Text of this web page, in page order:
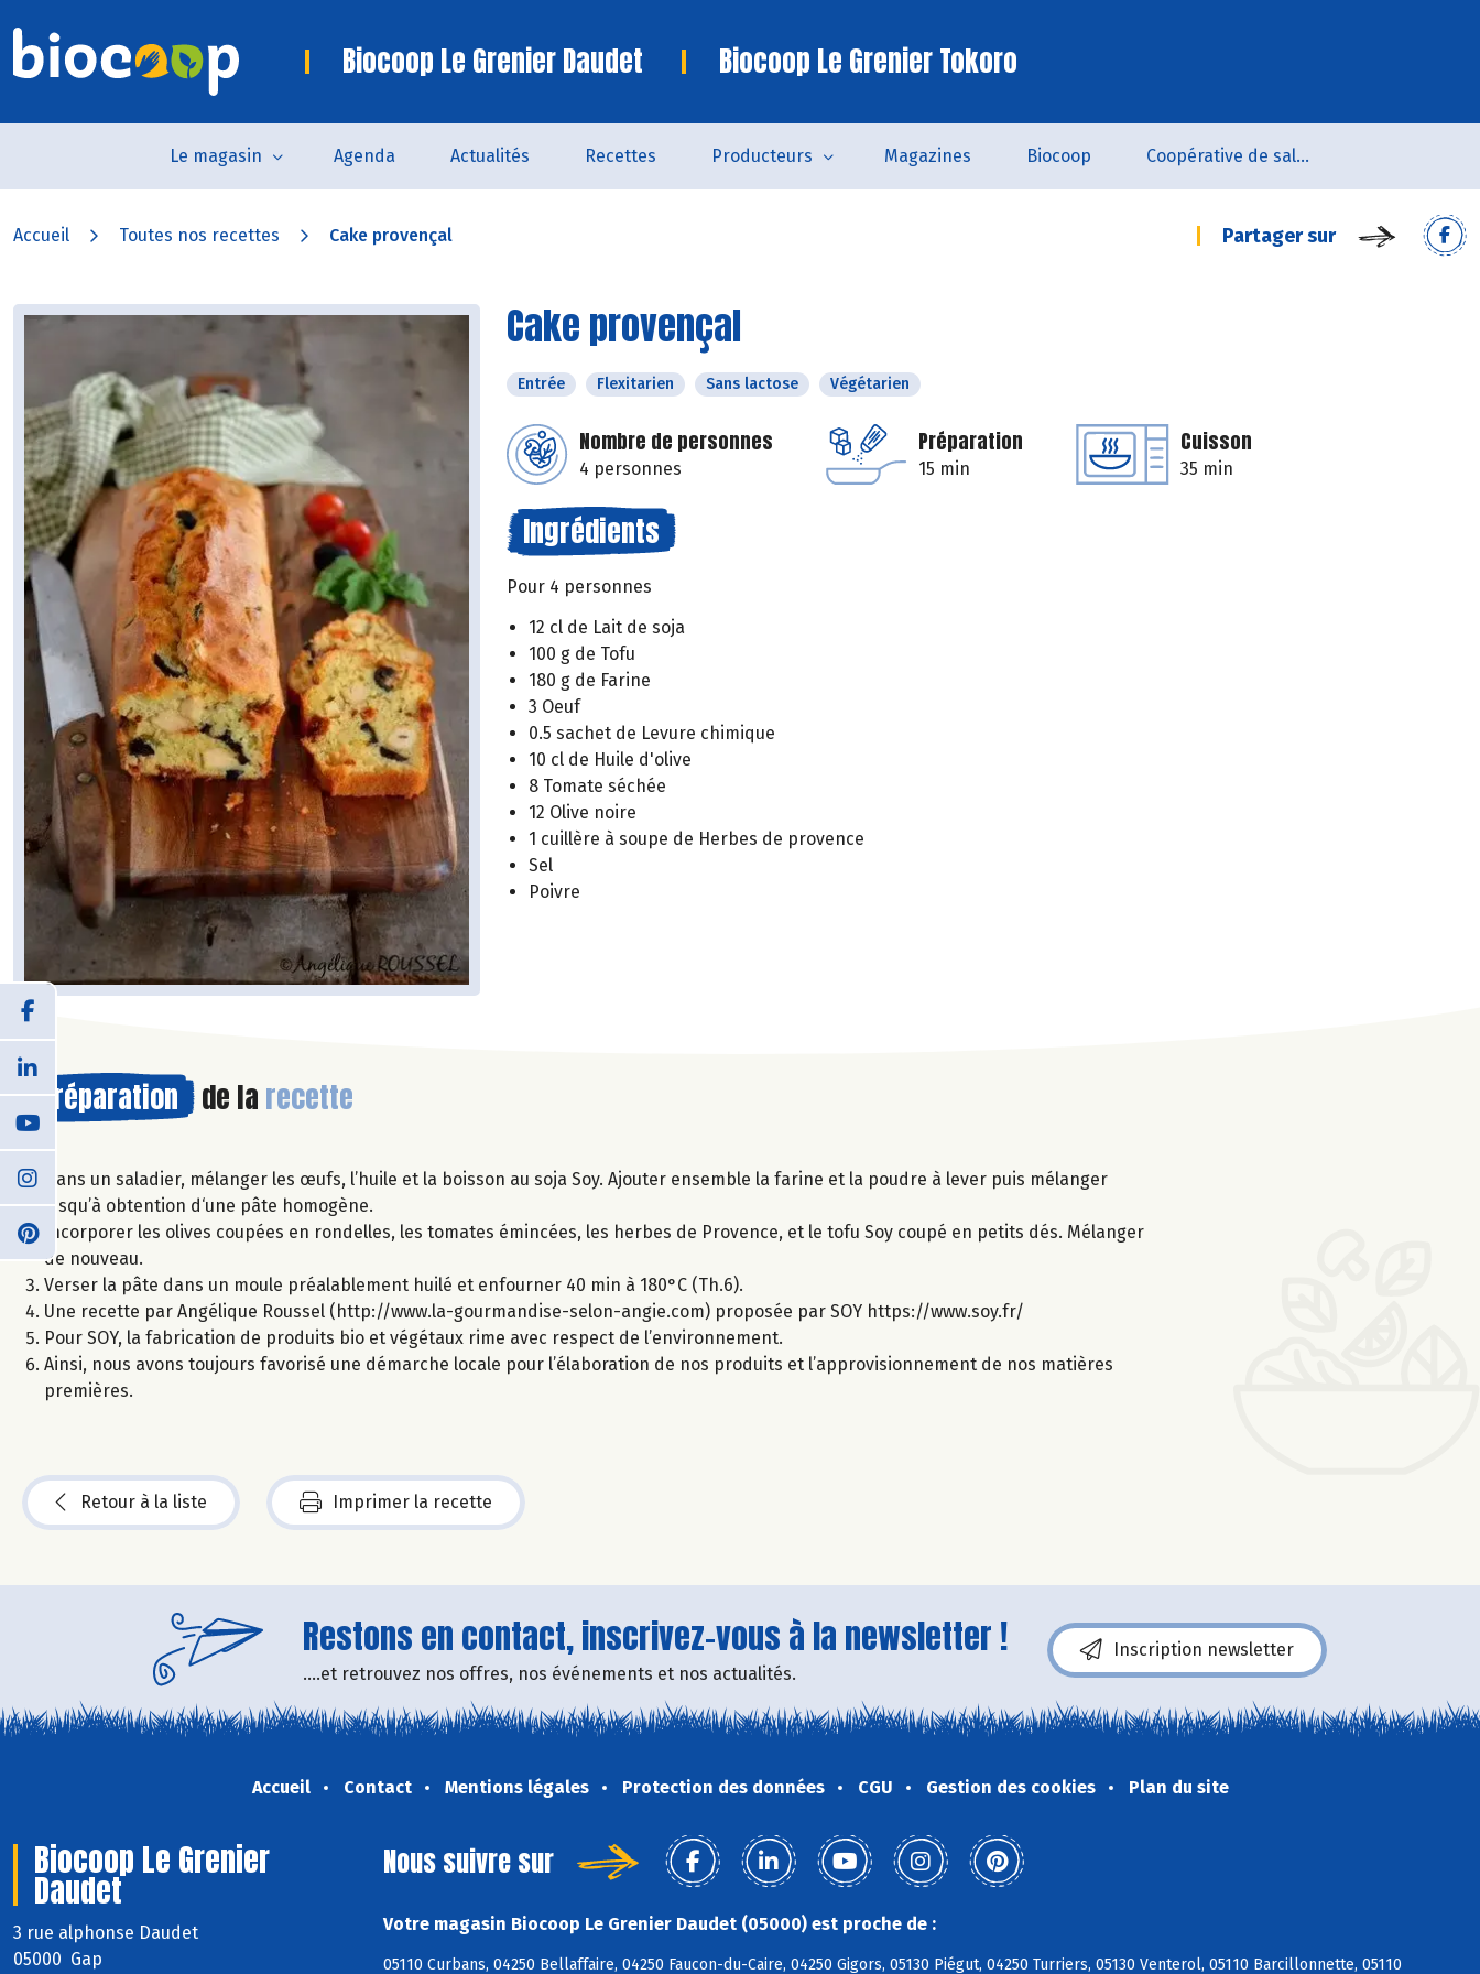
Biocoop Le Grenier Daudet Biocoop Le Grenier Tokoro
Le magasin Agenda Actualités Recettes Producteurs Magazines Biocoop Coopérative de salarié.es - SCOP
Accueil Toutes nos recettes Cake provençal Partager sur
Cake provençal
Entrée Flexitarien Sans lactose Végétarien
Nombre de personnes
4 personnes
Préparation
15 min
Cuisson
35 min
Ingrédients
Pour 4 personnes
12 cl de Lait de soja
100 g de Tofu
180 g de Farine
3 Oeuf
0.5 sachet de Levure chimique
10 cl de Huile d'olive
8 Tomate séchée
12 Olive noire
1 cuillère à soupe de Herbes de provence
Sel
Poivre
Préparation de la recette
Dans un saladier, mélanger les œufs, l’huile et la boisson au soja Soy. Ajouter ensemble la farine et la poudre à lever puis mélanger
jusqu’à obtention d‘une pâte homogène.
Incorporer les olives coupées en rondelles, les tomates émincées, les herbes de Provence, et le tofu Soy coupé en petits dés. Mélanger
de nouveau.
Verser la pâte dans un moule préalablement huilé et enfourner 40 min à 180°C (Th.6).
Une recette par Angélique Roussel (http://www.la-gourmandise-selon-angie.com) proposée par SOY https://www.soy.fr/
Pour SOY, la fabrication de produits bio et végétaux rime avec respect de l’environnement.
Ainsi, nous avons toujours favorisé une démarche locale pour l’élaboration de nos produits et l’approvisionnement de nos matières
premières.
Retour à la liste Imprimer la recette
Restons en contact, inscrivez-vous à la newsletter !
....et retrouvez nos offres, nos événements et nos actualités.
Inscription newsletter
Accueil Contact Mentions légales Protection des données CGU Gestion des cookies Plan du site
Biocoop Le Grenier
Daudet
3 rue alphonse Daudet
05000 Gap
Nous suivre sur
Votre magasin Biocoop Le Grenier Daudet (05000) est proche de :
05110 Curbans, 04250 Bellaffaire, 04250 Faucon-du-Caire, 04250 Gigors, 05130 Piégut, 04250 Turriers, 05130 Venterol, 05110 Barcillonnette, 05110